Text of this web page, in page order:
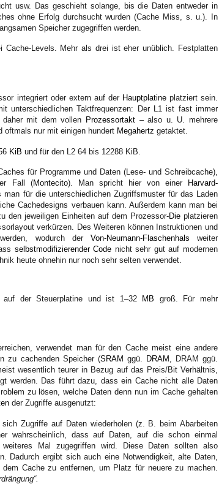
usw. Das geschieht solange, bis die Daten entweder in
ohne Erfolg durchsucht wurden (Cache Miss, s. u.). In
Speicher zugegriffen werden.
Cache-Levels. Mehr als drei ist eher unüblich. Festplatten
integriert oder extern auf der Hauptplatineplatziert sein.
unterschiedlichen Taktfrequenzen: Der L1 ist fast immer
mit dem vollen Prozessortakt – also u. U. mehrere
oftmals nur mit einigen hundert Megahertz getaktet.
KiB und für den L2 64 bis 12288 KiB.
für Programme und Daten (Lese- und Schreibcache),
Fall (Montecito). Man spricht hier von einer
Harvard-
für die unterschiedlichen Zugriffsmuster für das Laden
Cachedesigns verbauen kann. Außerdem kann man bei
den jeweiligen Einheiten auf dem Prozessor-Die platzieren
verkürzen. Des Weiteren können Instruktionen und
wodurch der Von-Neumann-Flaschenhals weiter
selbstmodifizierender Code nicht sehr gut auf modernen
heute ohnehin nur noch sehr selten verwendet.
der Steuerplatine und ist 1–32 MB groß. Für mehr
verwendet man für den Cache meist eine andere
zu cachenden Speicher (SRAM ggü. DRAM , DRAM ggü.
wesentlich teurer in Bezug auf das Preis/Bit Verhältnis,
werden. Das führt dazu, dass ein Cache nicht alle Daten
zu lösen, welche Daten denn nun im Cache gehalten
der Zugriffe ausgenutzt:
sich Zugriffe auf Daten wiederholen (z. B. beim Abarbeiten
wahrscheinlich, dass auf Daten, auf die schon einmal
Mal zugegriffen wird. Diese Daten sollten also
Dadurch ergibt sich auch eine Notwendigkeit, alte Daten,
Cache zu entfernen, um Platz für neuere zu machen.